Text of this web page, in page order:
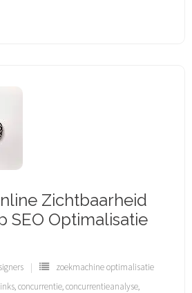
Zichtbaarheid
SEO Optimalisatie
zoekmachine optimalisatie
,concurrentie,concurrentieanalyse,